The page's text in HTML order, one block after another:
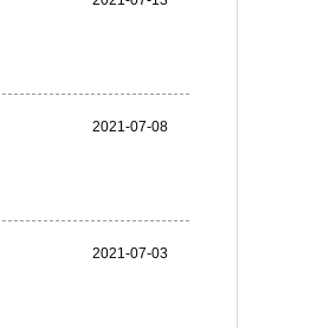
2021-07-08
2021-07-03